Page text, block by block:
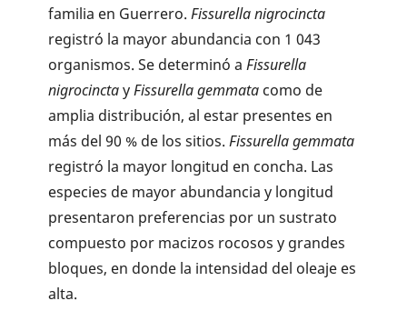
familia en Guerrero.Fissurella nigrocincta
registró la mayor abundancia con 1 043
organismos. Se determinó aFissurella
nigrocinctayFissurella gemmata como de
amplia distribución, al estar presentes en
más del 90 % de los sitios.Fissurella gemmata
registró la mayor longitud en concha. Las
especies de mayor abundancia y longitud
presentaron preferencias por un sustrato
compuesto por macizos rocosos y grandes
bloques, en donde la intensidad del oleaje es
alta.